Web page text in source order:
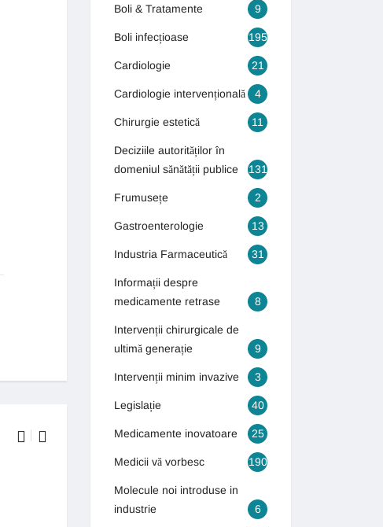
Generația autismului! Numărul copiilor care suferă de autism
Boli & Tratamente 9
Boli infecțioase 195
Cardiologie 21
Cardiologie intervențională 4
Chirurgie estetică 11
Deciziile autorităților în
domeniul sănătății publice
131
Frumusețe 2
Gastroenterologie 13
Industria Farmaceutică 31
Informații despre
medicamente retrase
8
Intervenții chirurgicale de
ultimă generație
9
Intervenții minim invazive 3
Legislație 40
Medicamente inovatoare 25
Medicii vă vorbesc 190
Molecule noi introduse in
industrie
6